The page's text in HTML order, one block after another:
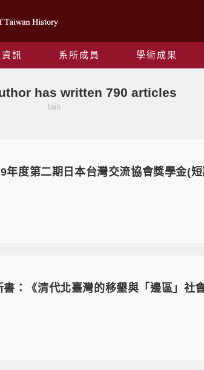
訊 系所成員
學術成果
has written 790 articles
taih
年度第二期日本台灣交流協會獎學金(
：《清代北臺灣的移墾與「邊區」社